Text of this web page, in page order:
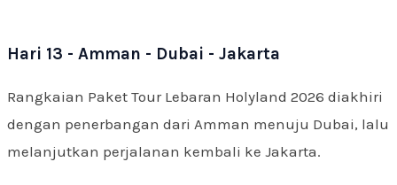
Hari 13 - Amman - Dubai - Jakarta
Rangkaian Paket Tour Lebaran Holyland 2026 diakhiri
dengan penerbangan dari Amman menuju Dubai, lalu
melanjutkan perjalanan kembali ke Jakarta.